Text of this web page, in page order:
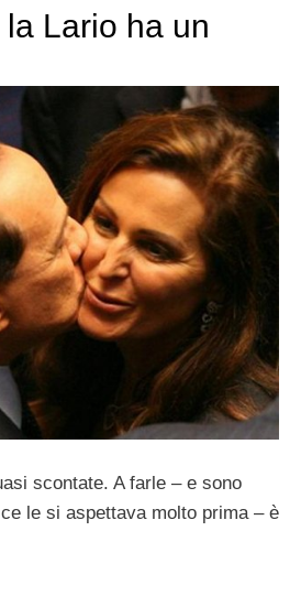
Lario ha un
scontate. A farle – e sono
le si aspettava molto prima – è